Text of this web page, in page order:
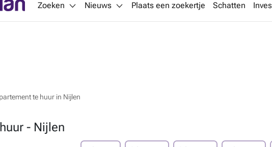
Zoeken Nieuws Plaats een zoekertje Schatten
te huur in Nijlen
- Nijlen